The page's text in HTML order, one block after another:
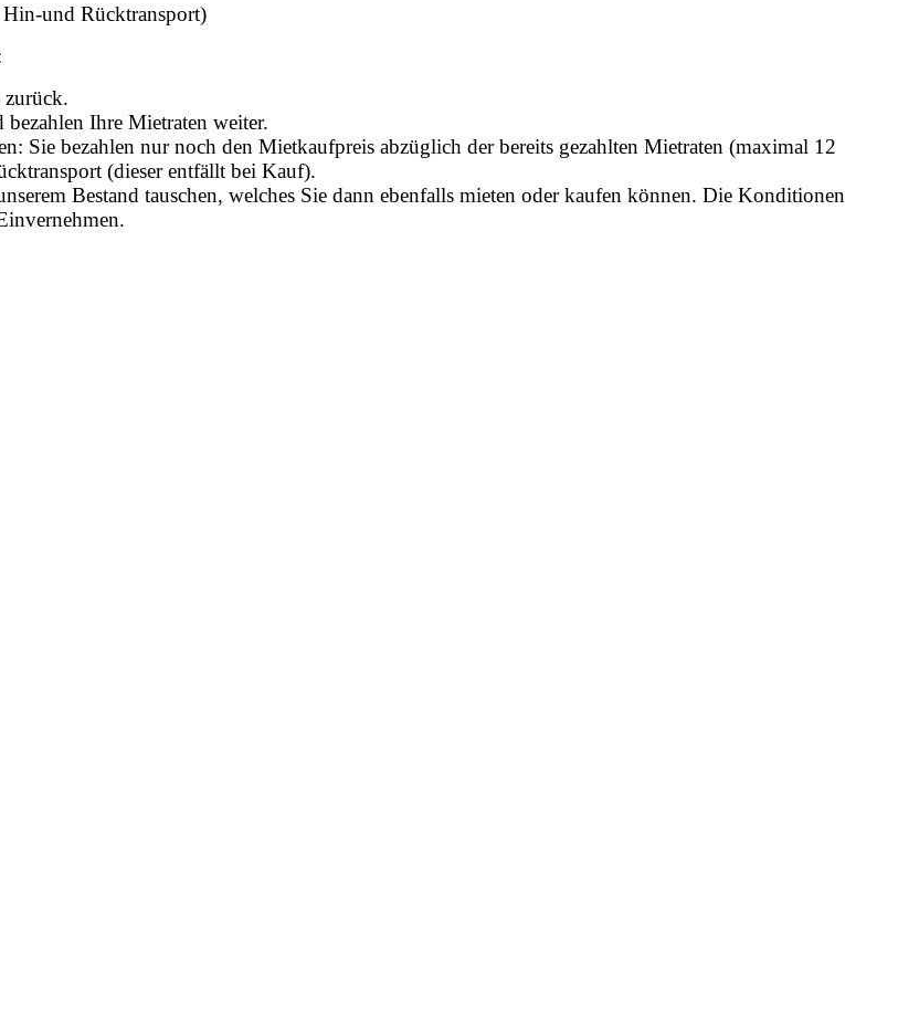
und Rücktransport)
zurück.
Ihre Mietraten weiter.
Sie bezahlen nur noch den Mietkaufpreis abzüglich der bereits gezahlten Mietraten (maximal 12
(dieser entfällt bei Kauf).
Bestand tauschen, welches Sie dann ebenfalls mieten oder kaufen können. Die Konditionen